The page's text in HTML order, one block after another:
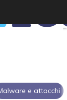
e attacchi